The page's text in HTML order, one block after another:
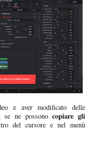
e aver modificato delle
se ne possonocopiare gli
del cursore e nel menù